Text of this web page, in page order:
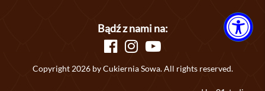
Bądź z nami na:
Copyright 2026 by Cukiernia Sowa. All rights reserved.